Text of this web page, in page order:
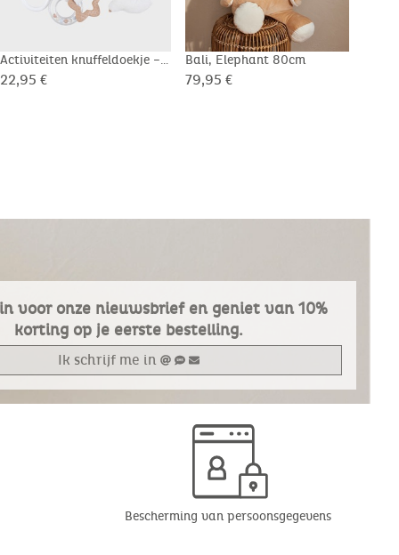
Activiteiten knuffeldoekje –
Bali
22,95 €
Bali, Elephant 80cm
79,95 €
voor onze nieuwsbrief en geniet van 10%
korting op je eerste bestelling.
Ik schrijf me in
Bescherming van persoonsgegevens